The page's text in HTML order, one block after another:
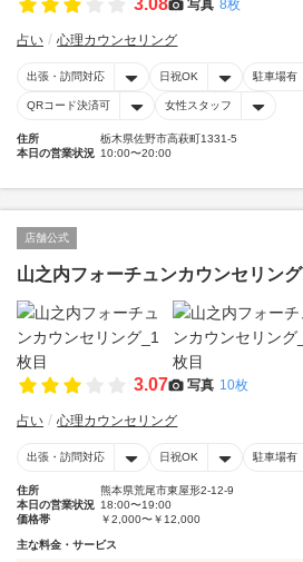
3.08 写真 8枚
占い 心理カウンセリング
出張・訪問対応 日祝OK 駐車場有
QRコード決済可 女性スタッフ
住所
栃木県佐野市高萩町1331-5
本日の営業状況 10:00〜20:00
店舗公式
山之内フォーチュンカウンセリング
3.07 写真 10枚
占い 心理カウンセリング
出張・訪問対応 日祝OK 駐車場有
住所
熊本県荒尾市東屋形2-12-9
本日の営業状況 18:00〜19:00
価格帯
￥2,000〜￥12,000
主な料金・サービス